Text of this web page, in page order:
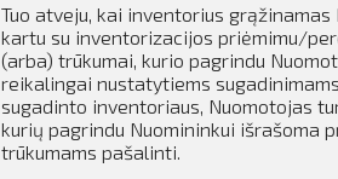
Tuo atveju, kai inventorius
kartu su inventorizacijos priėmimu/
(arba) trūkumai, kurio pagrindu
reikalingai nustatytiems
sugadinto inventoriaus, Nuomotojas
kurių pagrindu Nuomininkui išrašoma
trūkumams pašalinti.